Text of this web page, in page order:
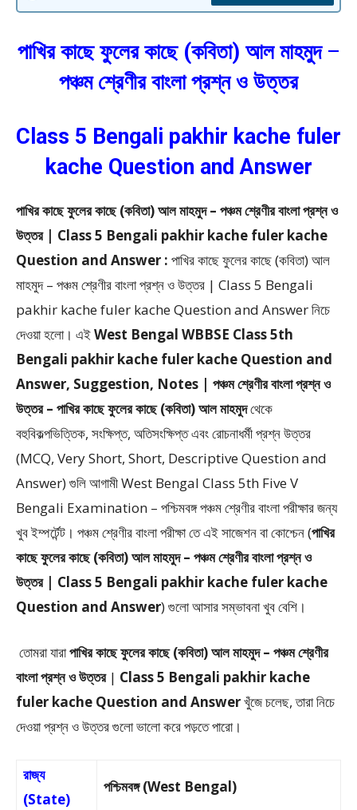
পাখির কাছে ফুলের কাছে (কবিতা) আল মাহমুদ–
পঞ্চম শ্রেণীর বাংলা প্রশ্ন ও উত্তর
Class 5 Bengali pakhir kache fuler
kache Question and Answer
পাখির কাছে ফুলের কাছে (কবিতা) আল মাহমুদ – পঞ্চম শ্রেণীর বাংলা প্রশ্ন ও
উত্তর | Class 5 Bengali pakhir kache fuler kache
Question and Answer : পাখির কাছে ফুলের কাছে (কবিতা) আল
মাহমুদ – পঞ্চম শ্রেণীর বাংলা প্রশ্ন ও উত্তর | Class 5 Bengali
pakhir kache fuler kache Question and Answerনিচে
দেওয়া হলো। এইWest Bengal WBBSE Class 5th
Bengali pakhir kache fuler kache Question and
Answer, Suggestion, Notes | পঞ্চম শ্রেণীর বাংলা প্রশ্ন ও
উত্তর – পাখির কাছে ফুলের কাছে (কবিতা) আল মাহমুদথেকে
বহুবিকল্পভিত্তিক, সংক্ষিপ্ত, অতিসংক্ষিপ্ত এবং রোচনাধর্মী প্রশ্ন উত্তর
(MCQ, Very Short, Short, Descriptive Question and
Answer)গুলি আগামী West Bengal Class 5th Five V
Bengali Examination – পশ্চিমবঙ্গ পঞ্চম শ্রেণীর বাংলা পরীক্ষার জন্য
খুব ইম্পর্টেন্ট। পঞ্চম শ্রেণীর বাংলা পরীক্ষা তে এই সাজেশন বা কোশ্চেন (পাখির
কাছে ফুলের কাছে (কবিতা) আল মাহমুদ – পঞ্চম শ্রেণীর বাংলা প্রশ্ন ও
উত্তর | Class 5 Bengali pakhir kache fuler kache
Question and Answer) গুলো আসার সম্ভাবনা খুব বেশি।
তোমরা যারাপাখির কাছে ফুলের কাছে (কবিতা) আল মাহমুদ – পঞ্চম শ্রেণীর
বাংলা প্রশ্ন ও উত্তর| Class 5 Bengali pakhir kache
fuler kache Question and Answerখুঁজে চলেছ, তারা নিচে
দেওয়া প্রশ্ন ও উত্তর গুলো ভালো করে পড়তে পারো।
রাজ্য
(State)
পশ্চিমবঙ্গ (West Bengal)